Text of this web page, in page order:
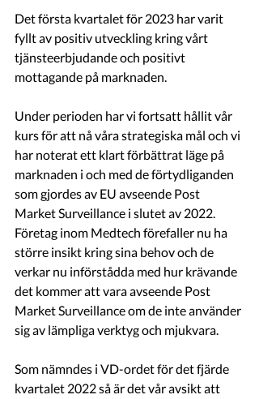
Det första kvartalet för 2023 har varit
fyllt av positiv utveckling kring vårt
tjänsteerbjudande och positivt
mottagande på marknaden.
Under perioden har vi fortsatt hållit vår
kurs för att nå våra strategiska mål och vi
har noterat ett klart förbättrat läge på
marknaden i och med de förtydliganden
som gjordes av EU avseende Post
Market Surveillance i slutet av 2022.
Företag inom Medtech förefaller nu ha
större insikt kring sina behov och de
verkar nu införstådda med hur krävande
det kommer att vara avseende Post
Market Surveillance om de inte använder
sig av lämpliga verktyg och mjukvara.
Som nämndes i VD-ordet för det fjärde
kvartalet 2022 så är det vår avsikt att